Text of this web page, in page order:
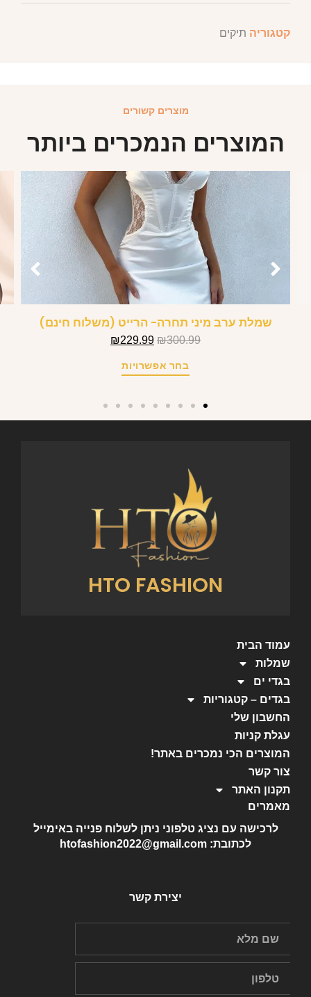
קטגוריה תיקים
מוצרים קשורים
המוצרים הנמכרים ביותר
שמלת ערב מיני תחרה- הרייט (משלוח חינם)
₪300.99
₪229.99
בחר אפשרויות
HTO FASHION
עמוד הבית
שמלות
בגדי ים
בגדים – קטגוריות
החשבון שלי
עגלת קניות
המוצרים הכי נמכרים באתר!
צור קשר
תקנון האתר
מאמרים
לרכישה עם נציג טלפוני ניתן לשלוח פנייה באימייל
לכתובת: htofashion2022@gmail.com
יצירת קשר